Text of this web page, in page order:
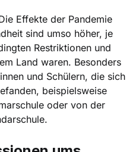
Effekte der Pandemie
sind umso höher, je
Restriktionen und
Land waren. Besonders
und Schülern, die sich
beispielsweise
oder von der